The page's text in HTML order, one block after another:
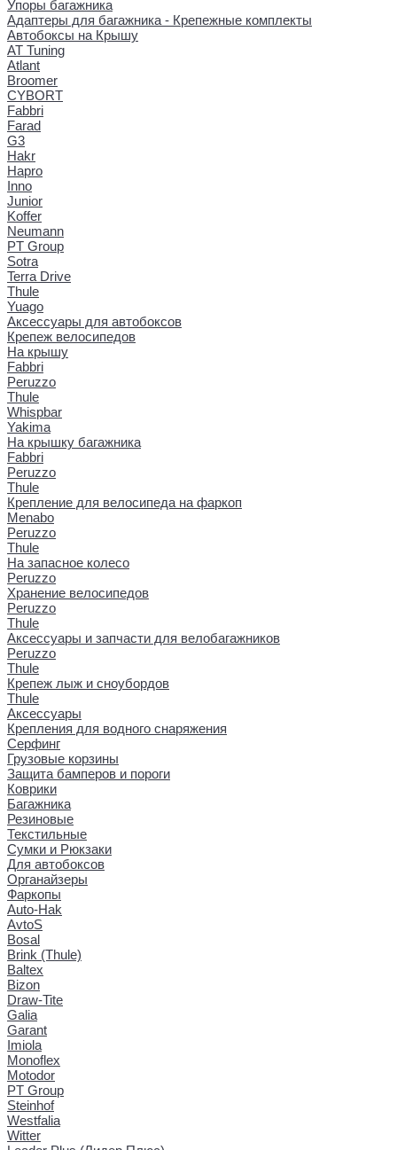
Упоры багажника
Адаптеры для багажника - Крепежные комплекты
Автобоксы на Крышу
AT Tuning
Atlant
Broomer
CYBORT
Fabbri
Farad
G3
Hakr
Hapro
Inno
Junior
Koffer
Neumann
PT Group
Sotra
Terra Drive
Thule
Yuago
Аксессуары для автобоксов
Крепеж велосипедов
На крышу
Fabbri
Peruzzo
Thule
Whispbar
Yakima
На крышку багажника
Fabbri
Peruzzo
Thule
Крепление для велосипеда на фаркоп
Menabo
Peruzzo
Thule
На запасное колесо
Peruzzo
Хранение велосипедов
Peruzzo
Thule
Аксессуары и запчасти для велобагажников
Peruzzo
Thule
Крепеж лыж и сноубордов
Thule
Аксессуары
Крепления для водного снаряжения
Серфинг
Грузовые корзины
Защита бамперов и пороги
Коврики
Багажника
Резиновые
Текстильные
Сумки и Рюкзаки
Для автобоксов
Органайзеры
Фаркопы
Auto-Hak
AvtoS
Bosal
Brink (Thule)
Baltex
Bizon
Draw-Tite
Galia
Garant
Imiola
Monoflex
Motodor
PT Group
Steinhof
Westfalia
Witter